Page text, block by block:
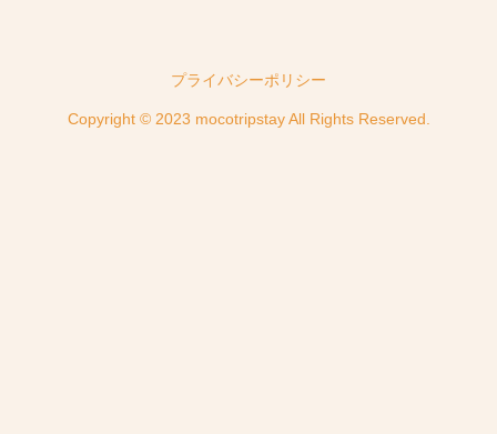
プライバシーポリシー
Copyright © 2023 mocotripstay All Rights Reserved.